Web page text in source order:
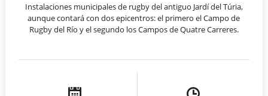
Instalaciones municipales de rugby del antiguo Jardí del Túria,
aunque contará con dos epicentros: el primero el Campo de
Rugby del Río y el segundo los Campos de Quatre Carreres.